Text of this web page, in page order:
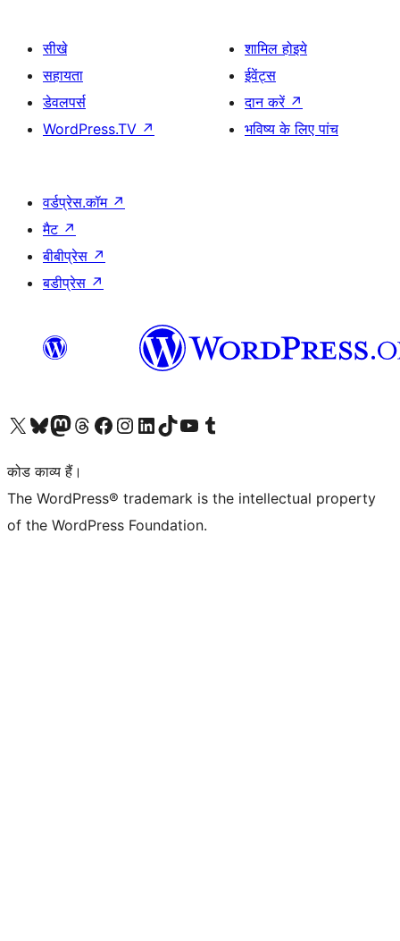
सीखे
सहायता
डेवलपर्स
WordPress.TV ↗
शामिल होइये
ईवेंट्स
दान करें ↗
भविष्य के लिए पांच
वर्डप्रेस.कॉम ↗
मैट ↗
बीबीप्रेस ↗
बडीप्रेस ↗
Visit our X (formerly Twitter) account
हमारे बलुस्की खाते पर जाएँVisit our Mastodon account
हमारे थ्रेड्स अकाउंट पर जाएंहमारे फेसबुक पेज पर जाएँहमारे इंस्टाग्राम अकाउंट पर जाएंहमारे लिंक्डइन खाते पर जाएँहमारे टिकटॉक खाते पर जाएँहमारे यूट्यूब चैनल पर जाएंहमारे Tumblr खाते पर जाएँ
कोड काव्य हैं।
The WordPress® trademark is the intellectual property
of the WordPress Foundation.